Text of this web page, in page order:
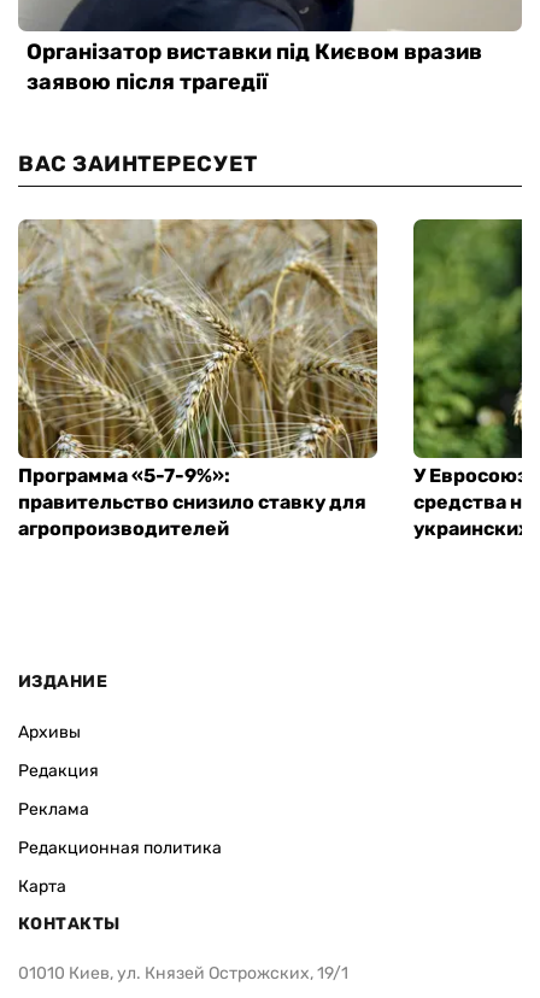
ВАС ЗАИНТЕРЕСУЕТ
Программа «5-7-9%»:
правительство снизило ставку для
агропроизводителей
У
средства
ИЗДАНИЕ
Архивы
Редакция
Реклама
Редакционная политика
Карта
КОНТАКТЫ
01010 Киев, ул. Князей Острожских, 19/1